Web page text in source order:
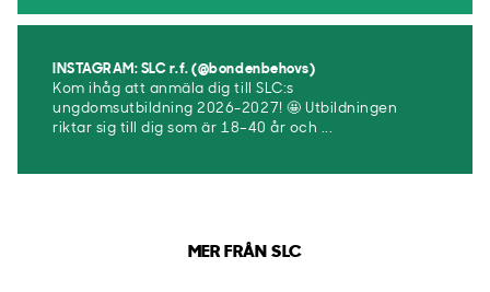
INSTAGRAM: SLC r.f. (@bondenbehovs)
Kom ihåg att anmäla dig till SLC:s
ungdomsutbildning 2026-2027! 🤩 Utbildningen
riktar sig till dig som är 18–40 år och ...
MER FRÅN SLC